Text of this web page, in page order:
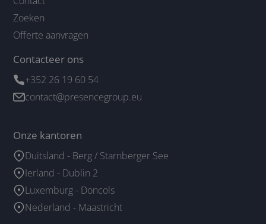
Zoeken
Offerte aanvragen
Contacteer ons
+352 26 19 60 54
contact@presencegroup.eu
Onze kantoren
Duitsland - Berg / Starnberger See
Ierland - Dublin 2
Luxemburg - Doncols
Nederland - Maastricht